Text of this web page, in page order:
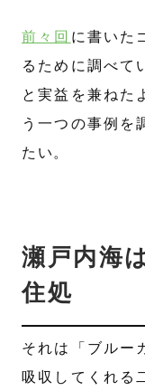
前々回 に書いた
るために調べて
と実益を兼ねた
う一つの事例を
たい。
瀬戸内海
住処
それは「ブルー
吸収してくれる